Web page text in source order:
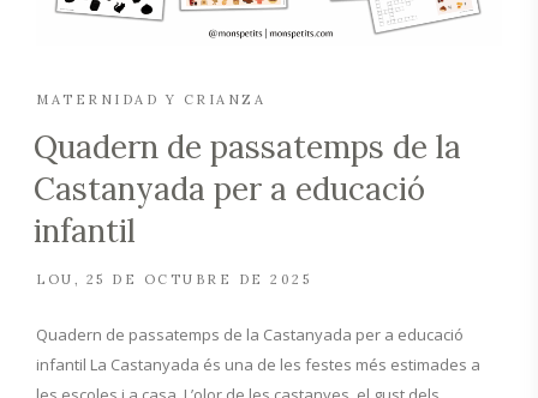
MATERNIDAD Y CRIANZA
Quadern de passatemps de la
Castanyada per a educació
infantil
LOU 25 DE OCTUBRE DE 2025
Quadern de passatemps de la Castanyada per a educació
infantil La Castanyada és una de les festes més estimades a